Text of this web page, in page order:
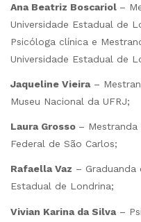
Ana Beatriz Boscariol –
Universidade Estadual de
Psicóloga clínica e
Universidade Estadual de
Jaqueline Vieira–
Museu Nacional da UFRJ;
Laura Grosso – Mestranda
Federal de São Carlos;
Rafaella Vaz – Graduanda
Estadual de Londrina;
Vivian Karina da Silva–